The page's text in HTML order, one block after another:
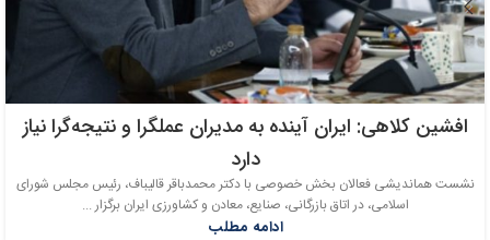
افشین کلاهی: ایران آینده به مدیران عملگرا و نتیجه‌گرا نیاز
دارد
نشست هماندیشی فعالان بخش خصوصی با دکتر محمدباقر قالیباف، رئیس مجلس شورای
اسلامی، در اتاق بازرگانی، صنایع، معادن و کشاورزی ایران برگزار ...
ادامه مطلب